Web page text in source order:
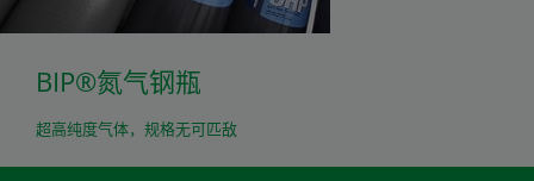
BIP®氮气钢瓶
超高纯度气体，规格无可匹敌